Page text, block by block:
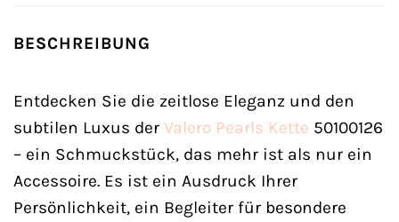
BESCHREIBUNG
Entdecken Sie die zeitlose Eleganz und den
subtilen Luxus der Valero Pearls Kette 50100126
– ein Schmuckstück, das mehr ist als nur ein
Accessoire. Es ist ein Ausdruck Ihrer
Persönlichkeit, ein Begleiter für besondere